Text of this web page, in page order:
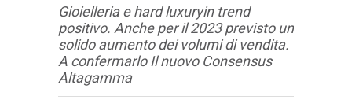
Gioielleria e hard luxuryin trend
positivo. Anche per il 2023 previsto un
solido aumento dei volumi di vendita.
A confermarlo Il nuovo Consensus
Altagamma